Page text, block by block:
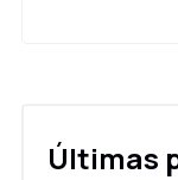
Últimas